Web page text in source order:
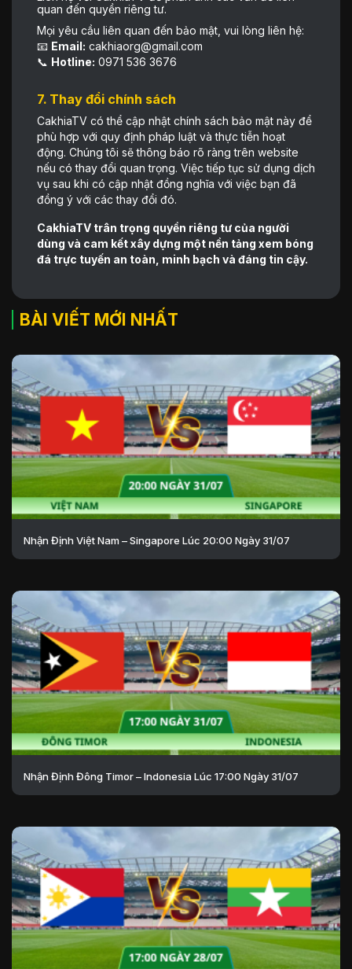
quan đến quyền riêng tư.
Mọi yêu cầu liên quan đến bảo mật, vui lòng liên hệ:
📧 Email: cakhiaorg@gmail.com
📞 Hotline: 0971 536 3676
7. Thay đổi chính sách
CakhiaTV có thể cập nhật chính sách bảo mật này để
phù hợp với quy định pháp luật và thực tiễn hoạt
động. Chúng tôi sẽ thông báo rõ ràng trên website
nếu có thay đổi quan trọng. Việc tiếp tục sử dụng dịch
vụ sau khi có cập nhật đồng nghĩa với việc bạn đã
đồng ý với các thay đổi đó.
CakhiaTV trân trọng quyền riêng tư của người
dùng và cam kết xây dựng một nền tảng xem bóng
đá trực tuyến an toàn, minh bạch và đáng tin cậy.
BÀI VIẾT MỚI NHẤT
Nhận Định Việt Nam – Singapore Lúc 20:00 Ngày 31/07
Nhận Định Đông Timor – Indonesia Lúc 17:00 Ngày 31/07